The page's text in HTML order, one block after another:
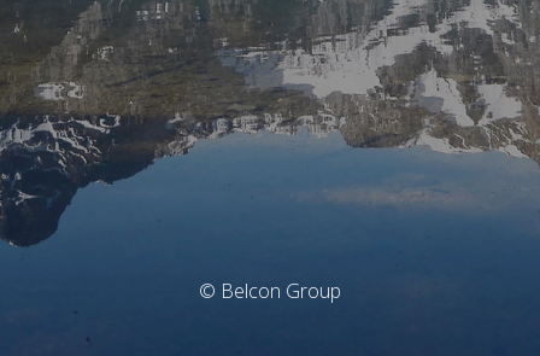
© Belcon Group